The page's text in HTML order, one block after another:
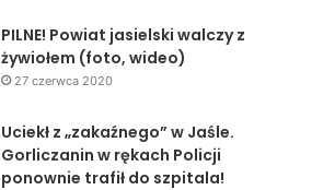
PILNE! Powiat jasielski walczy z
żywiołem (foto, wideo)
27 czerwca 2020
Uciekł z „zakaźnego” w Jaśle.
Gorliczanin w rękach Policji
ponownie trafił do szpitala!